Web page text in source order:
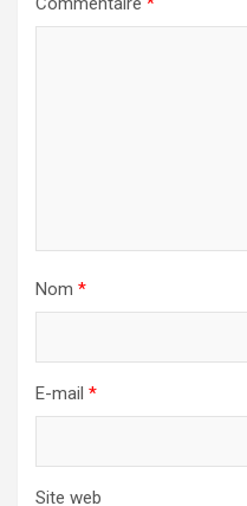
Nom *
E-mail *
Site web